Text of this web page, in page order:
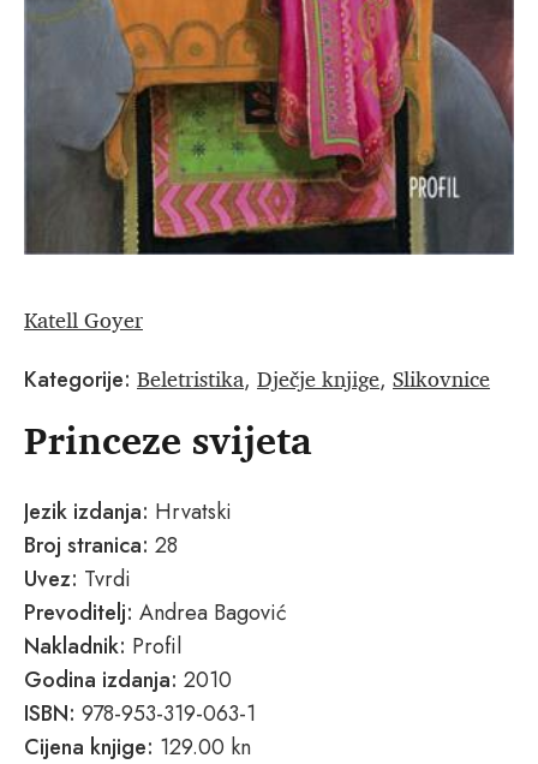
Katell Goyer
Kategorije: Beletristika, Dječje knjige, Slikovnice
Princeze svijeta
Jezik izdanja: Hrvatski
Broj stranica: 28
Uvez: Tvrdi
Prevoditelj: Andrea Bagović
Nakladnik: Profil
Godina izdanja: 2010
ISBN: 978-953-319-063-1
Cijena knjige: 129.00 kn